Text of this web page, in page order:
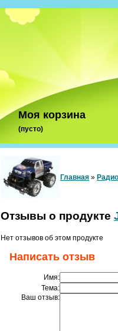
Моя корзина
(пусто)
Главная »
Отзывы о продукте
Нет отзывов об этом продукте
Написать отзыв
Имя:
Тема:
Ваш отзыв: